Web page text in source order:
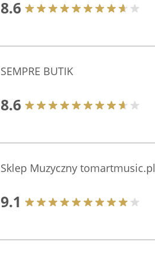
8.6
SEMPRE BUTIK
8.6
Sklep Muzyczny tomartmusic.pl
9.1